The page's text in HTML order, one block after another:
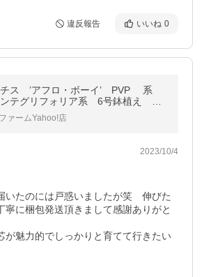
違反報告 いいね 0
ス ’アフロ・ボーイ’ PVP 系
テグリフォリア系 6号鉢植え ト
立て
ァームYahoo!店
2023/10/4
いたのには戸惑いましたが笑　伸びた
寧に梱包発送頂きまして感謝ありがと
が魅力的でしっかりと育てて行きたい